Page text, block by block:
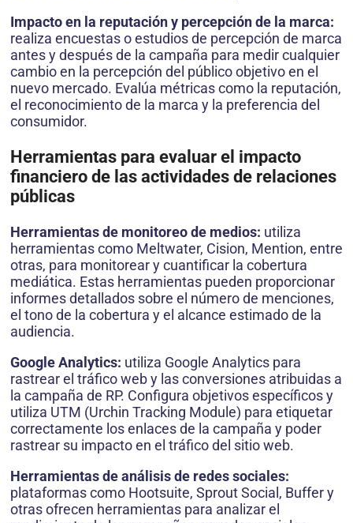
Impacto en la reputación y percepción de la marca:
realiza encuestas o estudios de percepción de marca
antes y después de la campaña para medir cualquier
cambio en la percepción del público objetivo en el
nuevo mercado. Evalúa métricas como la reputación,
el reconocimiento de la marca y la preferencia del
consumidor.
Herramientas para evaluar el impacto
financiero de las actividades de relaciones
públicas
Herramientas de monitoreo de medios: utiliza
herramientas como Meltwater, Cision, Mention, entre
otras, para monitorear y cuantificar la cobertura
mediática. Estas herramientas pueden proporcionar
informes detallados sobre el número de menciones,
el tono de la cobertura y el alcance estimado de la
audiencia.
Google Analytics: utiliza Google Analytics para
rastrear el tráfico web y las conversiones atribuidas a
la campaña de RP. Configura objetivos específicos y
utiliza UTM (Urchin Tracking Module) para etiquetar
correctamente los enlaces de la campaña y poder
rastrear su impacto en el tráfico del sitio web.
Herramientas de análisis de redes sociales:
plataformas como Hootsuite, Sprout Social, Buffer y
otras ofrecen herramientas para analizar el